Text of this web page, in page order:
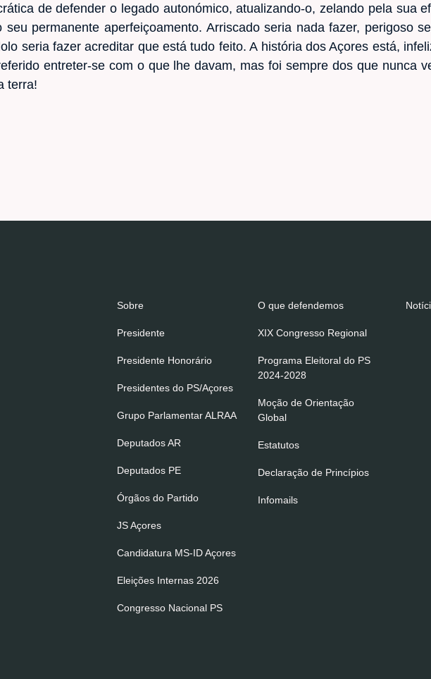
de defender o legado autonómico, atualizando-o, zelando pela sua
seu permanente aperfeiçoamento. Arriscado seria nada fazer, perigoso
seria fazer acreditar que está tudo feito. A história dos Açores está,
entreter-se com o que lhe davam, mas foi sempre dos que nunca
terra!
Sobre
Presidente
Presidente Honorário
Presidentes do PS/Açores
Grupo Parlamentar ALRAA
Deputados AR
Deputados PE
Órgãos do Partido
JS Açores
Candidatura MS-ID Açores
Eleições Internas 2026
Congresso Nacional PS
O que defendemos
XIX Congresso Regional
Programa Eleitoral do PS
2024-2028
Moção de Orientação
Global
Estatutos
Declaração de Princípios
Infomails